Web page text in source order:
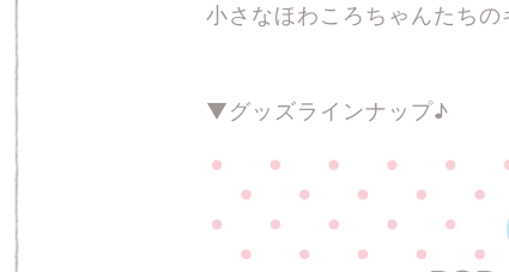
小さなほわころちゃんたち
▼グッズラインナップ♪